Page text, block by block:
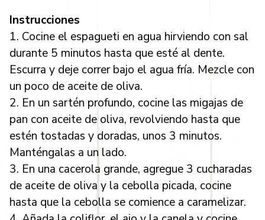
Instrucciones
1. Cocine el espagueti en agua hirviendo con sal
durante 5 minutos hasta que esté al dente.
Escurra y deje correr bajo el agua fría. Mezcle con
un poco de aceite de oliva.
2. En un sartén profundo, cocine las migajas de
pan con aceite de oliva, revolviendo hasta que
estén tostadas y doradas, unos 3 minutos.
Manténgalas a un lado.
3. En una cacerola grande, agregue 3 cucharadas
de aceite de oliva y la cebolla picada, cocine
hasta que la cebolla se comience a caramelizar.